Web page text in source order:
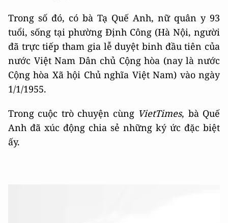
Trong số đó, có bà Tạ Quế Anh, nữ quân y 93
tuổi, sống tại phường Định Công (Hà Nội, người
đã trực tiếp tham gia lễ duyệt binh đầu tiên của
nước Việt Nam Dân chủ Cộng hòa (nay là nước
Cộng hòa Xã hội Chủ nghĩa Việt Nam) vào ngày
1/1/1955.
Trong cuộc trò chuyện cùng VietTimes, bà Quế
Anh đã xúc động chia sẻ những ký ức đặc biệt
ấy.